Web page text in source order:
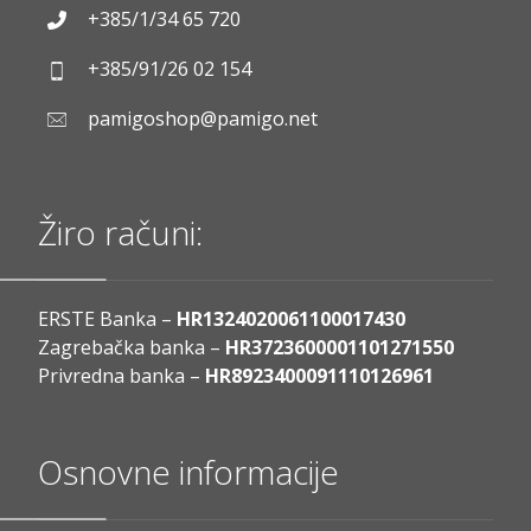
+385/1/34 65 720
+385/91/26 02 154
pamigoshop@pamigo.net
Žiro računi:
ERSTE Banka – HR1324020061100017430
Zagrebačka banka – HR3723600001101271550
Privredna banka – HR8923400091110126961
Osnovne informacije